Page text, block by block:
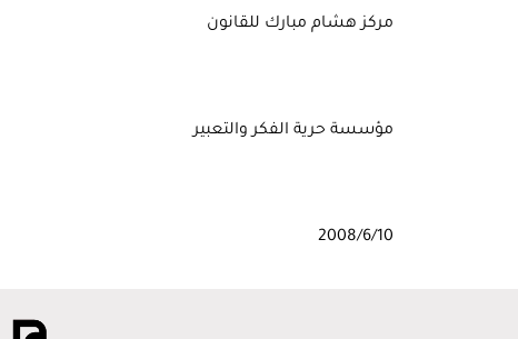
مركز هشام مبارك للقانون
مؤسسة حرية الفكر والتعبير
2008/6/10